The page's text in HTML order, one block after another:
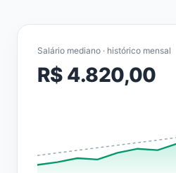
Salário mediano · histórico mensal
R$ 4.820,00